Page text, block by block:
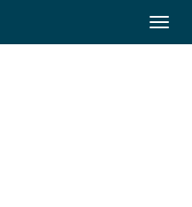
Toggle